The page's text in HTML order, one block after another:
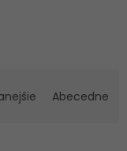
Abecedne